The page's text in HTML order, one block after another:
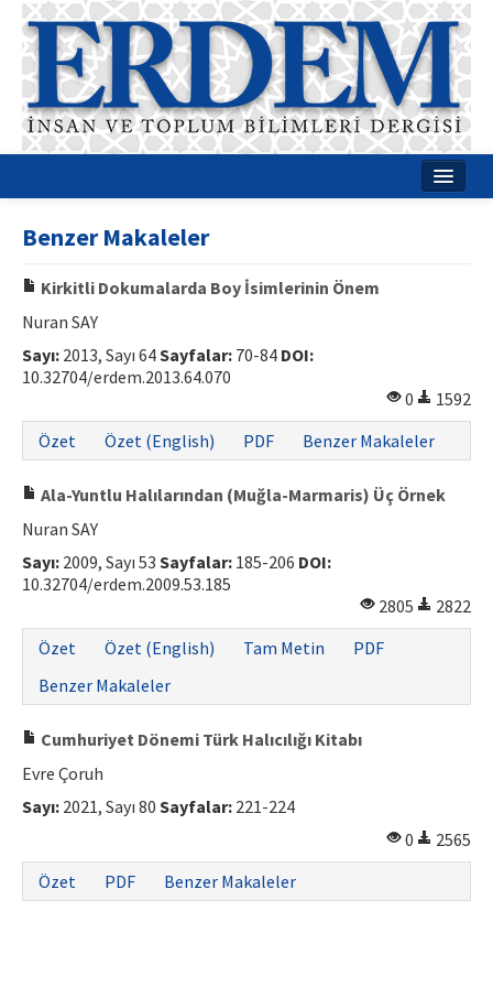
Dergi Kurulları
Rehberler
Yayın Politikaları
Yazım Kuralları
ISSN: 1010-867X · e-ISSN: 2667-8713
Benzer Makaleler
Kirkitli Dokumalarda Boy İsimlerinin Önem
Nuran SAY
Sayı: 2013, Sayı 64Sayfalar: 70-84 DOI:
10.32704/erdem.2013.64.070
0
1592
Özet
Özet (English) PDF Benzer Makaleler
Ala-Yuntlu Halılarından (Muğla-Marmaris) Üç Örnek
Nuran SAY
Sayı: 2009, Sayı 53 Sayfalar: 185-206 DOI:
10.32704/erdem.2009.53.185
2805
2822
Özet
Özet (English) Tam Metin
PDF
Benzer Makaleler
Cumhuriyet Dönemi Türk Halıcılığı Kitabı
Evre Çoruh
Sayı: 2021, Sayı 80 Sayfalar: 221-224
0
2565
Özet
PDF Benzer Makaleler